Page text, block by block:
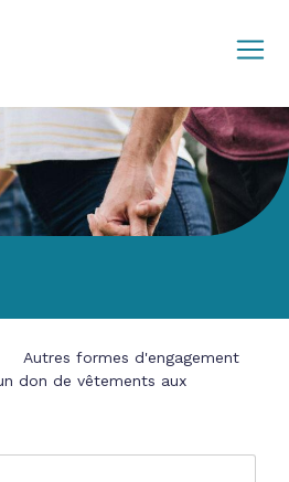
Autres formes d'engagement
don de vêtements aux